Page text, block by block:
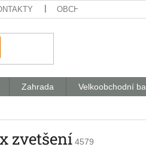
OBCHODNÍ PODMÍNKY
Zahrada Velkoobchodní
zvetšení 4579